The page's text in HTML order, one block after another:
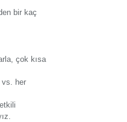
bir kaç
çok kısa
vs. her